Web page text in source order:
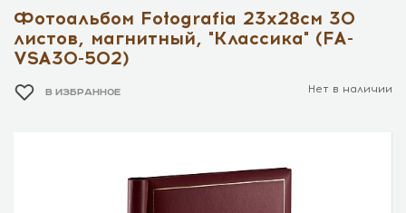
Фотоальбом Fotografia 23х28см 30
листов, магнитный, "Классика" (FA-
VSA30-502)
В ИЗБРАННОЕ Нет в наличии